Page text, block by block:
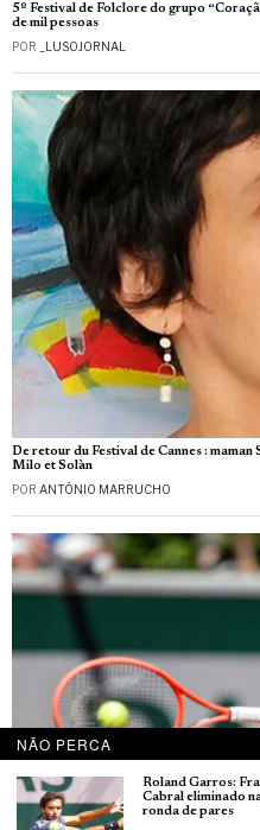
5º Festival de Folclore do grupo
de mil pessoas
POR _LUSOJORNAL
De retour du Festival de Cannes : maman
Milo et Solàn
POR ANTÓNIO MARRUCHO
NÃO PERCA
Roland Garros:
Cabral eliminado
ronda de pares